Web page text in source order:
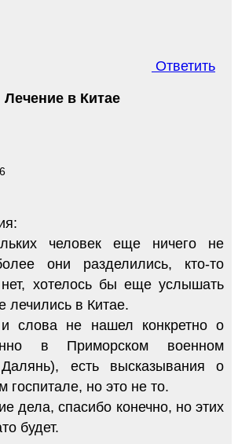
Ответить
Лечение в Китае
человек еще ничего не
они разделились, кто-то
нет, хотелось бы еще услышать
лечились в Китае.
слова не нашел конкретно о
в Приморском военном
есть высказывания о
госпитале, но это не то.
дела, спасибо конечно, но этих
будет.